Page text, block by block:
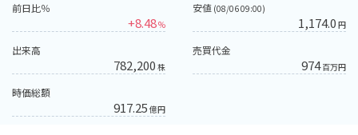
前日比％
+8.48%
安値(08/06 09:00)
1,174.0 円
出来高
782,200 株
売買代金
974百万円
時価総額
917.25 億円